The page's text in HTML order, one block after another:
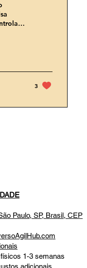
3
Paulo, SP, Brasil, CEP
1-3 semanas
adicionais